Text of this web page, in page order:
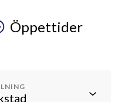
Öppettider